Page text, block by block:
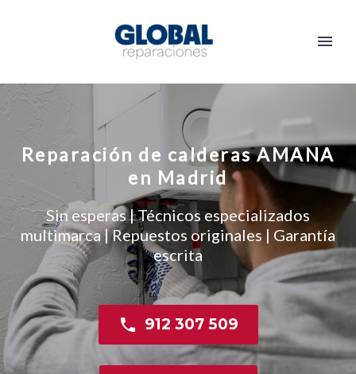
Reparación de calderas AMANA
en Madrid
Sin esperas | Técnicos especializados
multimarca | Repuestos originales | Garantía
escrita
 912 307 509